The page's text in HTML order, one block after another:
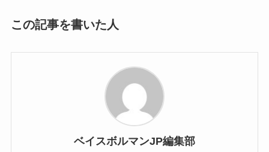
この記事を書いた人
ベイスボルマンJP編集部